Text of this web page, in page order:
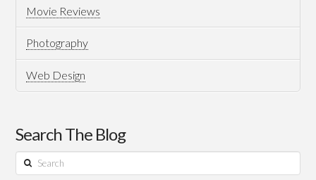
Movie Reviews
Photography
Web Design
Search The Blog
Search